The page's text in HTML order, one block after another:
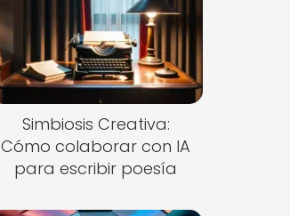
Simbiosis Creativa:
Cómo colaborar con IA
para escribir poesía